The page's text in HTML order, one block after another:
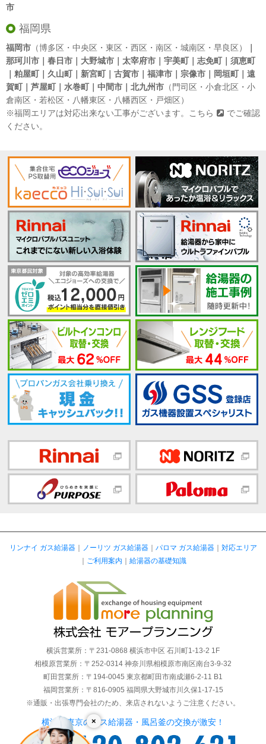
市
福岡県
福岡市 （博多区・中央区・東区・西区・南区・城南区・早良区）
那珂川市｜春日市｜大野城市｜太宰府市｜宇美町｜志免町｜須恵町
｜粕屋町｜久山町｜新宮町｜古賀市｜福津市｜宗像市｜岡垣町｜遠
賀町｜芦屋町｜水巻町｜中間市｜北九州市 （門司区・小倉北区・小
倉南区・若松区・八幡東区・八幡西区・戸畑区）
※福岡エリアは対応出来ない工事がございます。
こちら
でご確認
ください。
×
リンナイ ガス給湯器｜ ノーリツ ガス給湯器｜ パロマ ガス給湯器｜ 対応エリア
｜ ご利用案内 ｜ 給湯器の基礎知識
横浜営業所：〒231-0868 横浜市中区 石川町1-13-2 1F
相模原営業所：〒252-0314 神奈川県相模原市南区南台3-9-32
町田営業所：〒194-0045 東京都町田市南成瀬6-2-11 B1
福岡営業所：〒816-0905 福岡県大野城市川久保1-17-15
※通販・出張専門会社のため、来店されないようご注意ください。
横浜・東京のガス給湯器・風呂釜の交換が激安！